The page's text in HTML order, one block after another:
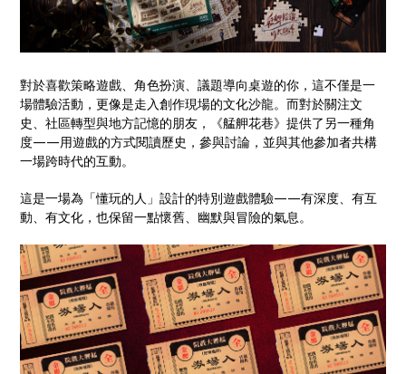
對於喜歡策略遊戲、角色扮演、議題導向桌遊的你，這不僅是一
場體驗活動，更像是走入創作現場的文化沙龍。而對於關注文
史、社區轉型與地方記憶的朋友，《艋舺花巷》提供了另一種角
度——用遊戲的方式閱讀歷史，參與討論，並與其他參加者共構
一場跨時代的互動。
這是一場為「懂玩的人」設計的特別遊戲體驗——有深度、有互
動、有文化，也保留一點懷舊、幽默與冒險的氣息。